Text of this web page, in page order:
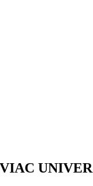
VIAC